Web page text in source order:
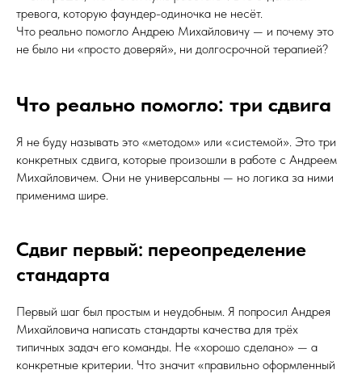
тревога, которую фаундер-одиночка не несёт.
Что реально помогло Андрею Михайловичу — и почему это
не было ни «просто доверяй», ни долгосрочной терапией?
Что реально помогло: три сдвига
Я не буду называть это «методом» или «системой». Это три
конкретных сдвига, которые произошли в работе с Андреем
Михайловичем. Они не универсальны — но логика за ними
применима шире.
Сдвиг первый: переопределение
стандарта
Первый шаг был простым и неудобным. Я попросил Андрея
Михайловича написать стандарты качества для трёх
типичных задач его команды. Не «хорошо сделано» — а
конкретные критерии. Что значит «правильно оформленный